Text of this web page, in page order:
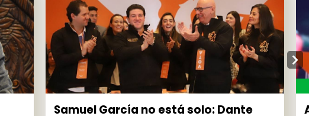
Samuel García no está solo: Dante